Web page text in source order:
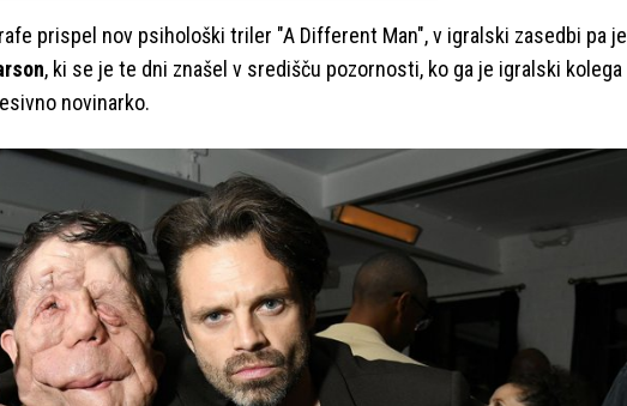
prispel nov psihološki triler "A Different Man", v igralski zasedbi pa je
, ki se je te dni znašel v središču pozornosti, ko ga je igralski kolega
novinarko.